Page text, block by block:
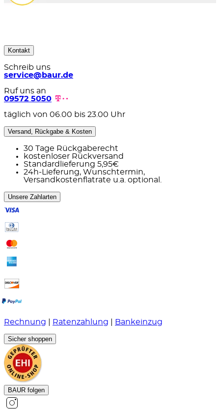
Kontakt
Schreib uns
service@baur.de
Ruf uns an
09572 5050
täglich von 06.00 bis 23.00 Uhr
Versand, Rückgabe & Kosten
30 Tage Rückgaberecht
kostenloser Rückversand
Standardlieferung 5,95€
24h-Lieferung, Wunschtermin,
Versandkostenflatrate u.a. optional.
Unsere Zahlarten
Rechnung Ratenzahlung Bankeinzug
Sicher shoppen
BAUR folgen